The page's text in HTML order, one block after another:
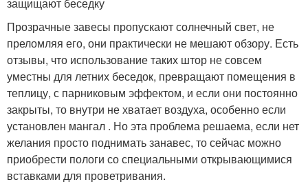
Прозрачные завесы пропускают солнечный свет, не
преломляя его, они практически не мешают обзору. Есть
отзывы, что использование таких штор не совсем
уместны для летних беседок, превращают помещения в
теплицу, с парниковым эффектом, и если они постоянно
закрыты, то внутри не хватает воздуха, особенно если
установлен мангал . Но эта проблема решаема, если нет
желания просто поднимать занавес, то сейчас можно
приобрести пологи со специальными открывающимися
вставками для проветривания.